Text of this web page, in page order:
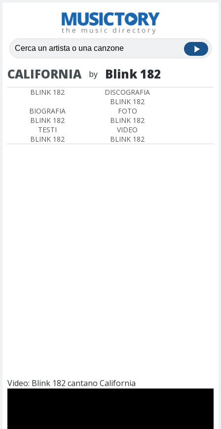
CALIFORNIA by Blink 182
BLINK 182
DISCOGRAFIA
BLINK 182
BIOGRAFIA
BLINK 182
FOTO
BLINK 182
TESTI
BLINK 182
VIDEO
BLINK 182
Video: Blink 182 cantano California